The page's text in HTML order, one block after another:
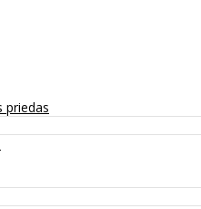
priedas